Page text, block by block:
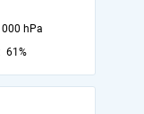
hPa
61%